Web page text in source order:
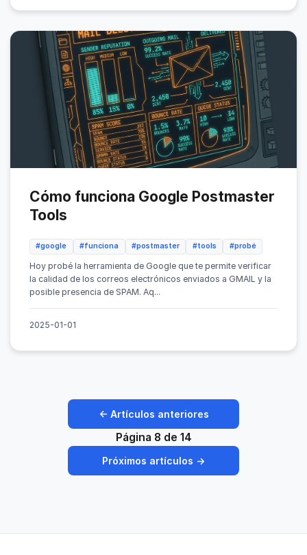
Cómo funciona Google Postmaster
Tools
#google #funciona #postmaster #tools #probé
Hoy probé la herramienta de Google que te permite verificar
la calidad de los correos electrónicos enviados a GMAIL y la
posible presencia de SPAM. Aq...
2025-01-01
← Artículos anteriores
Página 8 de 14
Próximos artículos →